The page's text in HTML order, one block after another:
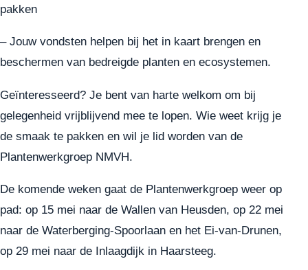
pakken
– Jouw vondsten helpen bij het in kaart brengen en
beschermen van bedreigde planten en ecosystemen.
Geïnteresseerd? Je bent van harte welkom om bij
gelegenheid vrijblijvend mee te lopen. Wie weet krijg je
de smaak te pakken en wil je lid worden van de
Plantenwerkgroep NMVH.
De komende weken gaat de Plantenwerkgroep weer op
pad: op 15 mei naar de Wallen van Heusden, op 22 mei
naar de Waterberging-Spoorlaan en het Ei-van-Drunen,
op 29 mei naar de Inlaagdijk in Haarsteeg.